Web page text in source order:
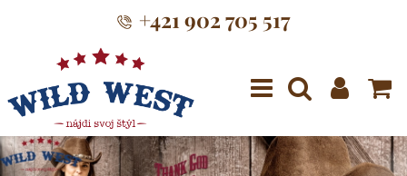
+421 902 705 517
Menu